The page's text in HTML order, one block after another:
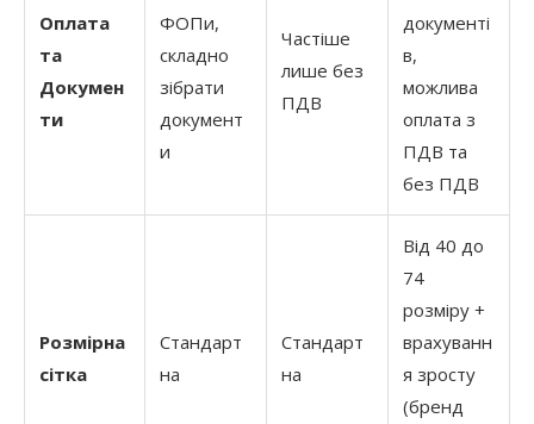
Оплата
та
Докумен
ти
ФОПи,
складно
зібрати
документ
и
Частіше
лише без
ПДВ
документі
в,
можлива
оплата з
ПДВ та
без ПДВ
Розмірна
сітка
Стандарт
на
Стандарт
на
Від 40 до
74
розміру +
врахуванн
я зросту
(бренд